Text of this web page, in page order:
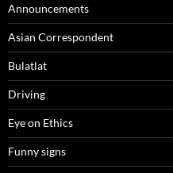
Announcements
Asian Correspondent
Bulatlat
Driving
Eye on Ethics
Funny signs